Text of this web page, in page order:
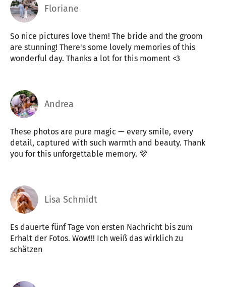
Floriane
So nice pictures love them! The bride and the groom
are stunning! There's some lovely memories of this
wonderful day. Thanks a lot for this moment <3
Andrea
These photos are pure magic — every smile, every
detail, captured with such warmth and beauty. Thank
you for this unforgettable memory. 💜
Lisa Schmidt
Es dauerte fünf Tage von ersten Nachricht bis zum
Erhalt der Fotos. Wow!!! Ich weiß das wirklich zu
schätzen